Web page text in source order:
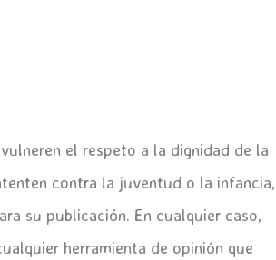
el respeto a la dignidad de la
contra la juventud o la infancia,
su publicación. En cualquier caso,
herramienta de opinión que